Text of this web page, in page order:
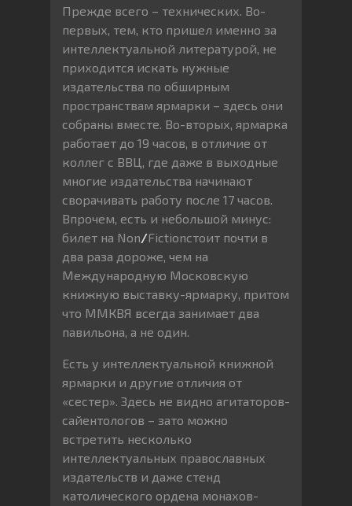
Прежде всего – технических. Во-
первых, тем, кто пришел именно за
интеллектуальной литературой, не
приходится искать нужные
издательства по обширным
пространствам ярмарки – здесь они
собраны вместе. Во-вторых, ярмарка
работает до 19 часов, в отличие от
коллег с ВВЦ, где даже в выходные
многие издательства начинают
сворачивать работу после 17 часов.
Впрочем, есть и небольшой минус:
билет на Non/Fictionстоит почти в
два раза дороже, чем на
Международную Московскую
книжную выставку-ярмарку, притом
что ММКВЯ всегда занимает два
павильона, а не один.
Есть у интеллектуальной книжной
ярмарки и другие отличия от
«сестер». Здесь не видно агитаторов-
сайентологов – зато можно
встретить несколько
интеллектуальных православных
издательств и даже стенд
католического ордена монахов-